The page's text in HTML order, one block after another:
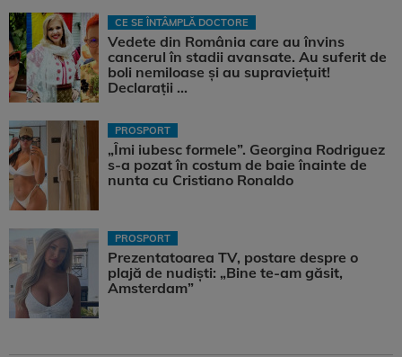
CE SE ÎNTÂMPLĂ DOCTORE
Vedete din România care au învins
cancerul în stadii avansate. Au suferit de
boli nemiloase şi au supravieţuit!
Declarații ...
PROSPORT
„Îmi iubesc formele”. Georgina Rodriguez
s-a pozat în costum de baie înainte de
nunta cu Cristiano Ronaldo
PROSPORT
Prezentatoarea TV, postare despre o
plajă de nudiști: „Bine te-am găsit,
Amsterdam”